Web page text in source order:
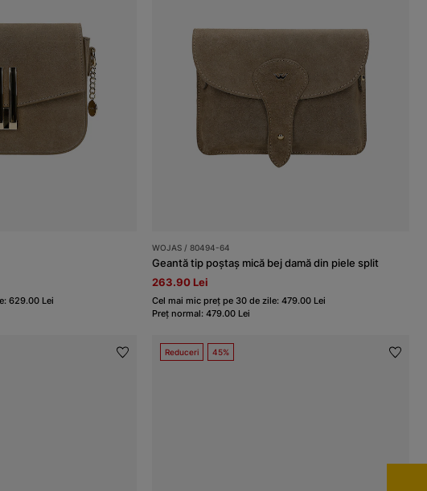
629.00 Lei
WOJAS / 80494-64
Geantă tip poștaș mică bej damă din piele split
263.90 Lei
Cel mai mic preț pe 30 de zile: 479.00 Lei
Preț normal: 479.00 Lei
Reduceri 45%